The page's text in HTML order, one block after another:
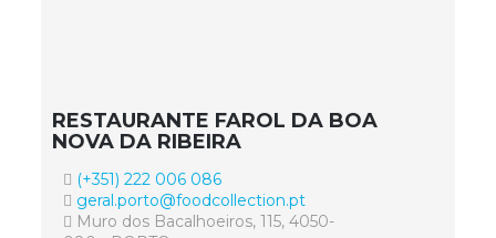
RESTAURANTE FAROL DA BOA
NOVA DA RIBEIRA
(+351) 222 006 086
geral.porto@foodcollection.pt
Muro dos Bacalhoeiros, 115, 4050-